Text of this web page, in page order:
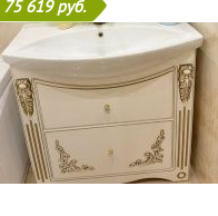
75 619 руб.